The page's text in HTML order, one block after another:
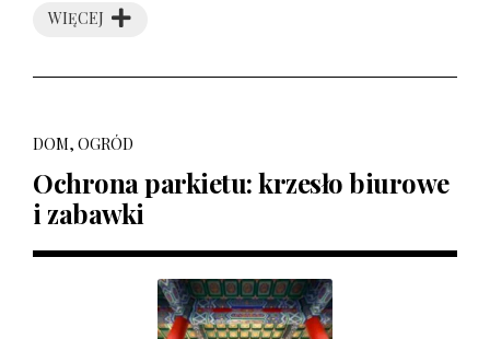
WIĘCEJ
DOM, OGRÓD
Ochrona parkietu: krzesło biurowe
i zabawki